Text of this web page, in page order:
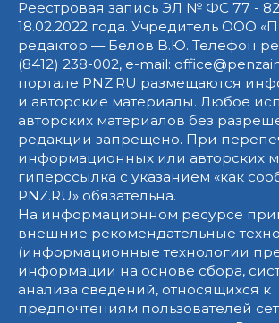
Реестровая запись ЭЛ № ФС 77 -
18.02.2022 года. Учредитель ООО
редактор — Белов В.Ю. Телефон
(8412) 238-002, e-mail:
портале PNZ.RU размещаются
и авторские материалы. Любое
авторских материалов без
редакции запрещено. При
информационных или авторских
гиперссылка с указанием «как
PNZ.RU» обязательна.
На информационном ресурсе
внешние рекомендательные
(информационные технологии
информации на основе сбора,
анализа сведений, относящихся к
предпочтениям пользователей